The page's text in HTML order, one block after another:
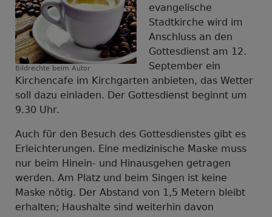
Bildrechte beim Autor
evangelische
Stadtkirche wird im
Anschluss an den
Gottesdienst am 12.
September ein
Kirchencafe im Kirchgarten anbieten, das Wetter
soll dazu einladen. Der Gottesdienst beginnt um
9.30 Uhr.
Auch für den Besuch des Gottesdienstes gibt es
Erleichterungen. Eine medizinische Maske muss
nur beim Hinein- und Hinausgehen getragen
werden. Am Platz und beim Singen ist keine
Maske nötig. Der Abstand von 1,5 Metern bleibt
erhalten; Haushalte sind weiterhin davon